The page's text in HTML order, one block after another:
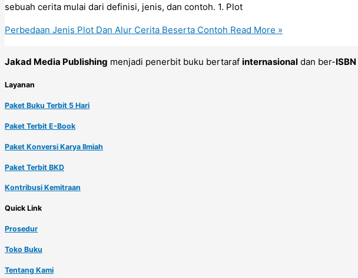
sebuah cerita mulai dari definisi, jenis, dan contoh. 1. Plot
Perbedaan Jenis Plot Dan Alur Cerita Beserta Contoh Read More »
Jakad Media Publishing menjadi penerbit buku bertaraf internasional dan ber-ISBN
Layanan
Paket Buku Terbit 5 Hari
Paket Terbit E-Book
Paket Konversi Karya Ilmiah
Paket Terbit BKD
Kontribusi Kemitraan
Quick Link
Prosedur
Toko Buku
Tentang Kami